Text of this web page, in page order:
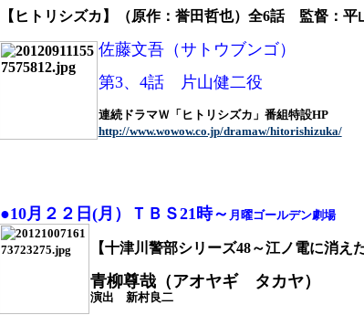
【ヒトリシズカ】（原作：誉田哲也）全6話 監督：平
佐藤文吾（サトウブンゴ）
第3、4話 片山健二役
連続ドラマＷ「ヒトリシズカ」番組特設HP
http://www.wowow.co.jp/dramaw/hitorishizuka/
●10月２２日(月）ＴＢＳ21時～ 月曜ゴールデン劇場
【十津川警部シリーズ48～江ノ電に消え
青柳尊哉（アオヤギ タカヤ）
演出 新村良二